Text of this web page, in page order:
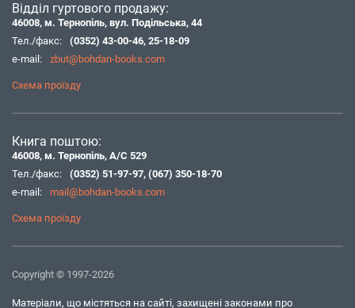
Відділ гуртового продажу:
46008, м. Тернопіль, вул. Подільська, 44
Тел./факс:
(0352) 43-00-46, 25-18-09
e-mail:
zbut@bohdan-books.com
Схема проїзду
Книга поштою:
46008, м. Тернопіль, А/С 529
Тел./факс:
(0352) 51-97-97, (067) 350-18-70
e-mail:
mail@bohdan-books.com
Схема проїзду
Copyright © 1997-2026
Матеріали, що містяться на сайті, захищені законами про